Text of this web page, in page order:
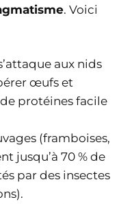
. Voici
aux nids
œufs et
protéines facile
(framboises,
jusqu’à 70 % de
par des insectes